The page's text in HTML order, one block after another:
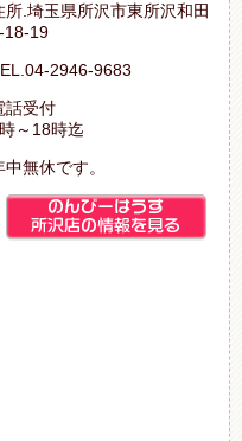
所.埼玉県所沢市東所沢和田
18-19
2946-9683
話受付
～18時迄
中無休です。